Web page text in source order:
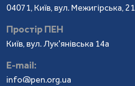
04071, Київ, вул. Межигірська, 21
Простір ПЕН
Київ, вул. Лук'янівська 14а
Е-mail:
info@pen.org.ua